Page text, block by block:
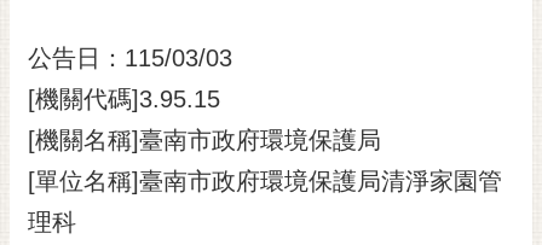
黃
偉
哲
螢
光
公告日：115/03/03
[機關代碼]3.95.15
[機關名稱]臺南市政府環境保護局
[單位名稱]臺南市政府環境保護局清淨家園管
理科